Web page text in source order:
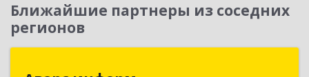
Ближайшие партнеры из соседних
регионов